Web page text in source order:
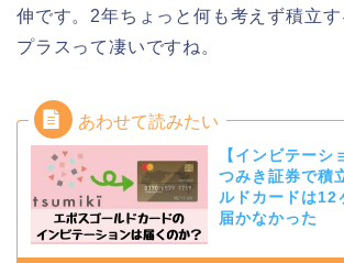
伸です。2年ちょっと何も考えず積立
プラスって凄いですね。
【インビテーシ
つみき証券で積
ルドカードは12
届かなかった